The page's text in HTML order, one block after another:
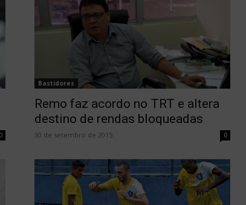
0
Bastidores
Remo faz acordo no TRT e altera
destino de rendas bloqueadas
30 de setembro de 2015 0